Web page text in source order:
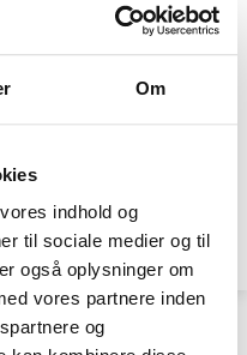
Om
indhold og
til sociale medier og til
også oplysninger om
vores partnere inden
og
men dog indenfor
det, kan vi sende et